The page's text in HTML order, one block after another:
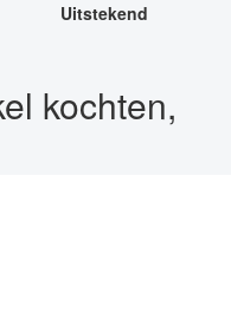
Uitstekend
kochten,